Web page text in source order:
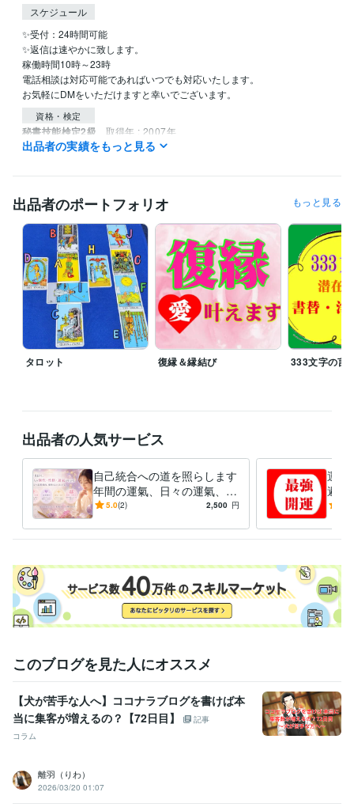
スケジュール
✨受付：24時間可能
✨返信は速やかに致します。
稼働時間10時～23時
電話相談は対応可能であればいつでも対応いたします。
資格・検定
秘書技能検定2級 取得年 : 2007年
占い 遠隔透視 統計学による鑑定
不倫
出品者の実績をもっと見る
出品者のポートフォリオ もっと見る
タロット 復縁＆縁結び 333文字の言
出品者の人気サービス
自己統合への道を照らします
年間の運氣、日々の運氣、恋
愛、相性、性格、個性診断賜
5.0(2) 2,500 円
運氣
避＆
年運
このブログを見た人にオススメ
【犬が苦手な人へ】ココナラブログを書けば本
当に集客が増えるの？【72日目】
記事
コラム
離羽（りわ）
2026/03/20 01:07